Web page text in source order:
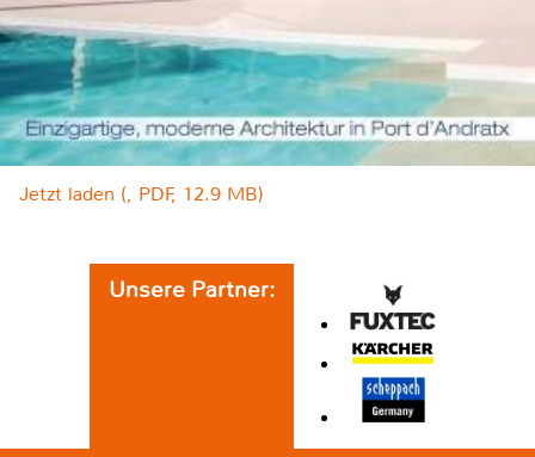
Jetzt laden (, PDF, 12.9 MB)
Unsere Partner: